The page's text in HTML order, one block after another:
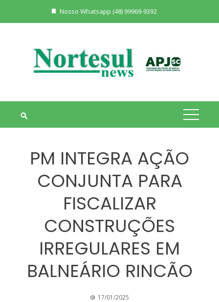
Nosso Whatsapp (48) 99969-9392
PM INTEGRA AÇÃO
CONJUNTA PARA
FISCALIZAR
CONSTRUÇÕES
IRREGULARES EM
BALNEÁRIO RINCÃO
17/01/2025